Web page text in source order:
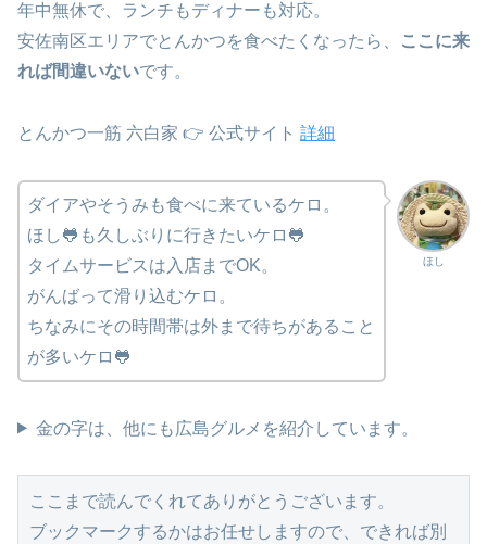
年中無休で、ランチもディナーも対応。
安佐南区エリアでとんかつを食べたくなったら、
ここに来
れば間違いないです。
とんかつ一筋 六白家 👉 公式サイト 詳細
ほし
ダイアやそうみも食べに来ているケロ。
ほし🐸も久しぶりに行きたいケロ🐸
タイムサービスは入店までOK。
がんばって滑り込むケロ。
ちなみにその時間帯は外まで待ちがあること
が多いケロ🐸
金の字は、他にも広島グルメを紹介しています。
ここまで読んでくれてありがとうございます。
ブックマークするかはお任せしますので、できれば別